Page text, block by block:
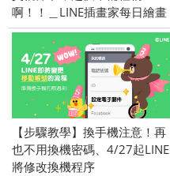
啊！！＿LINE插畫家每日繪畫
貼圖作品！原創精彩連載中！
【步驟教學】換手機注意！再
也不用換機密碼、4/27起LINE
將修改換機程序